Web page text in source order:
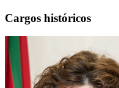
Cargos históricos